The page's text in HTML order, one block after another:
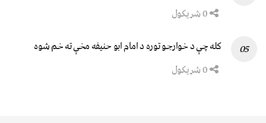
کله چې د خوارجو توره د امام ابو حنیفه مخې ته خم شوه